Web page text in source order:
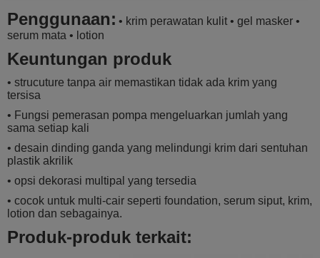
Penggunaan: • krim perawatan kulit • gel masker •
serum mata • lotion
Keuntungan produk
• strucuture tanpa air memastikan tidak ada krim yang
tersisa
• Fungsi pemerasan pompa mengeluarkan jumlah yang
sama setiap kali
• desain dinding ganda yang melindungi krim dari sentuhan
plastik akrilik
• opsi dekorasi multipal yang tersedia
• cocok untuk multi-cair seperti foundation, serum siput, krim,
lotion dan sebagainya.
Produk-produk terkait: